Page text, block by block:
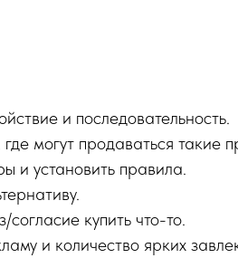
и последовательность.
могут продаваться такие
и установить правила.
согласие купить что-то.
и количество ярких